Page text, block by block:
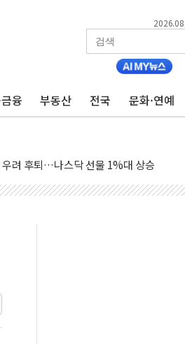
융 부동산 전국 문화·연예
일 이상 '올스톱'… 美 해상봉쇄 영향
개입했나" 촉각
우려 후퇴…나스닥 선물 1%대 상승
월 금리 인상 기대 후퇴
드플레어·태양광주↑ VS 트레이드데스
7359명 끝까지 찾겠다"
항시 '시끌'
…수도권 집중 완화 전환점"
재… "전폭적 공급 확대·속도전 총력"